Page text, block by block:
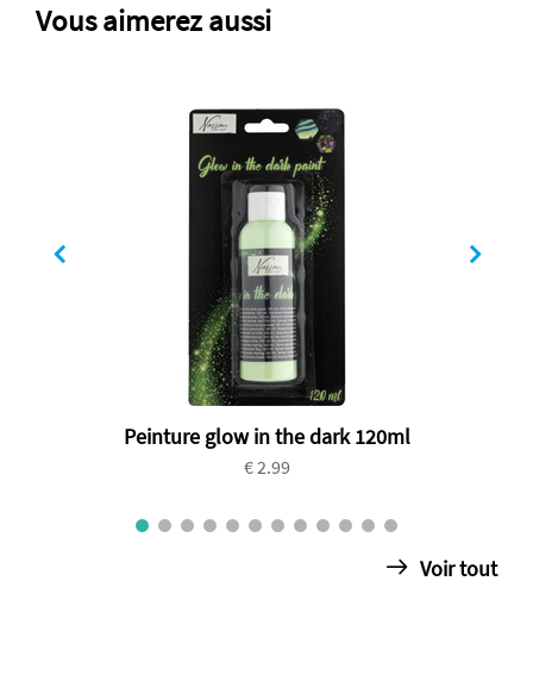
Vous aimerez aussi
Peinture glow in the dark 120ml
€ 2.99
Voir tout